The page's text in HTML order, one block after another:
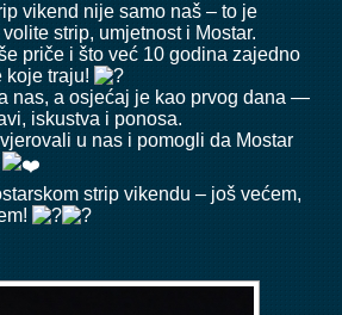
vikend nije samo naš – to je
strip, umjetnost i Mostar.
priče i što već 10 godina zajedno
koje traju!
nas, a osjećaj je kao prvog dana —
iskustva i ponosa.
u nas i pomogli da Mostar
strip vikendu – još većem,